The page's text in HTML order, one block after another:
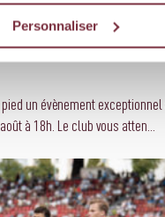
Personnaliser
2026
20 AOÛT 18H AU
pied un évènement
à 18h. Le club vous atten...